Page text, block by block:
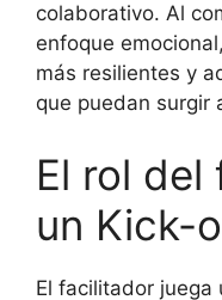
colaborativo. Al
enfoque
más resilientes y
que puedan surgir
El rol
un Kick-
El facilitador juega